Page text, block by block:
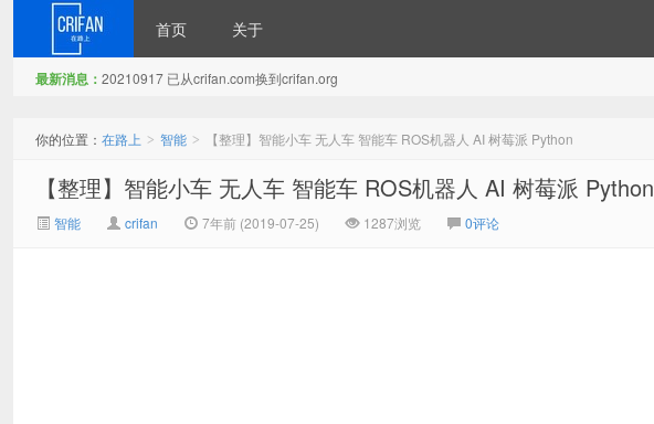
首页 关于
最新消息： 20210917 已从crifan.com换到crifan.org
你的位置： 在路上 > 智能 > 【整理】智能小车 无人车 智能车 ROS机器人 AI 树莓派 Python
【整理】智能小车 无人车 智能车 ROS机器人 AI 树莓派 Python
智能 crifan 7年前 (2019-07-25) 1287浏览 0评论